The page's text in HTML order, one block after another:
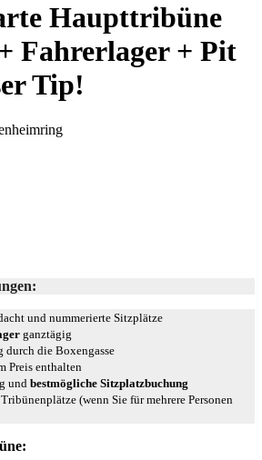
Haupttribüne
Fahrerlager + Pit
Tip!
und nummerierte Sitzplätze
ganztägig
durch die Boxengasse
Preis enthalten
und bestmögliche Sitzplatzbuchung
(wenn Sie für mehrere Personen